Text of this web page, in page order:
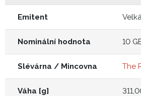
Emitent
Nominální hodnota 10
Slévárna / Mincovna The
Váha [g]